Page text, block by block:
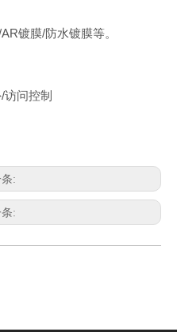
镀膜/防水镀膜等。
访问控制
:
: